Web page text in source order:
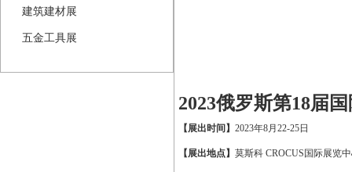
建筑建材展
五金工具展
2023俄罗斯第18届
【展出时间】 2023年8月 22-25日
【展出地点】 莫斯科 CROCUS 国际展览